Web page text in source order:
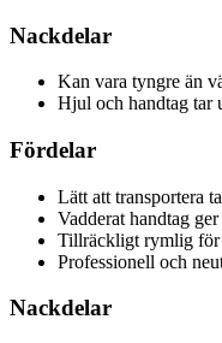
Nackdelar
Kan vara tyngre än
Hjul och handtag tar
Fördelar
Lätt att transportera
Vadderat handtag
Tillräckligt rymlig för
Professionell och
Nackdelar